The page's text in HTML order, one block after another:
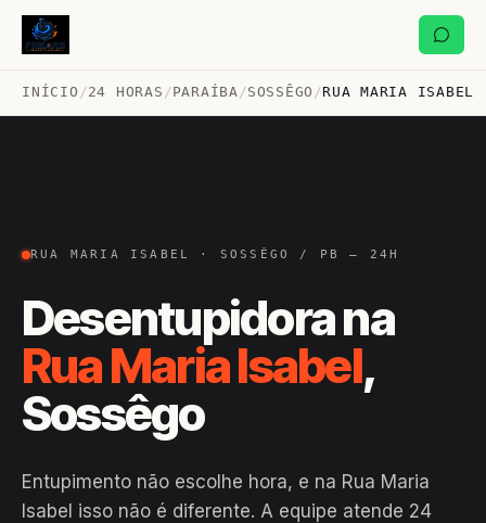
INÍCIO /24 HORAS /PARAÍBA /SOSSÊGO /RUA MARIA ISABEL
RUA MARIA ISABEL · SOSSÊGO / PB — 24H
Desentupidora na
Rua Maria Isabel,
Sossêgo
Entupimento não escolhe hora, e na Rua Maria
Isabel isso não é diferente. A equipe atende 24